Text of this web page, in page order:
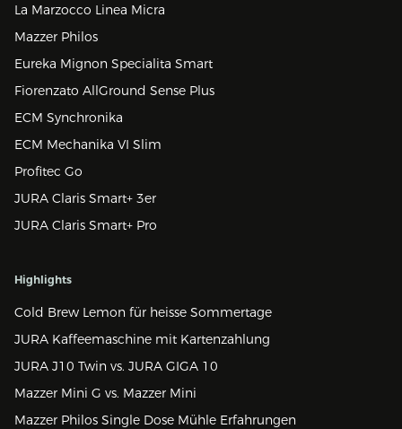
La Marzocco Linea Micra
Mazzer Philos
Eureka Mignon Specialita Smart
Fiorenzato AllGround Sense Plus
ECM Synchronika
ECM Mechanika VI Slim
Profitec Go
JURA Claris Smart+ 3er
JURA Claris Smart+ Pro
Highlights
Cold Brew Lemon für heisse Sommertage
JURA Kaffeemaschine mit Kartenzahlung
JURA J10 Twin vs. JURA GIGA 10
Mazzer Mini G vs. Mazzer Mini
Mazzer Philos Single Dose Mühle Erfahrungen